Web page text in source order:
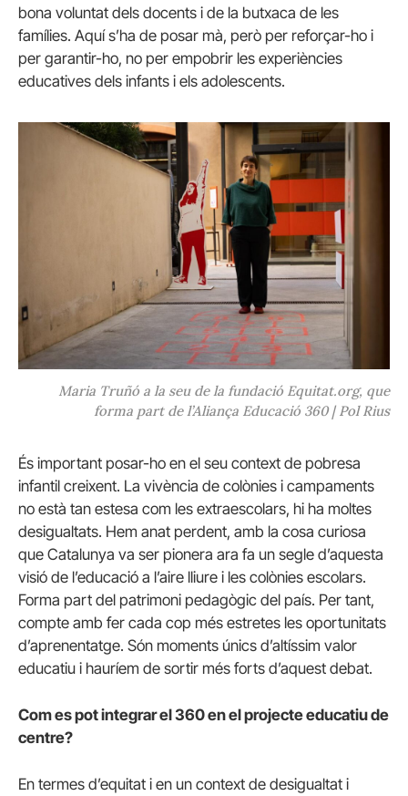
bona voluntat dels docents i de la butxaca de les
famílies. Aquí s’ha de posar mà, però per reforçar-ho i
per garantir-ho, no per empobrir les experiències
educatives dels infants i els adolescents.
Maria Truñó a la seu de la fundació Equitat.org, que
forma part de l’Aliança Educació 360 | Pol Rius
És important posar-ho en el seu context de pobresa
infantil creixent. La vivència de colònies i campaments
no està tan estesa com les extraescolars, hi ha moltes
desigualtats. Hem anat perdent, amb la cosa curiosa
que Catalunya va ser pionera ara fa un segle d’aquesta
visió de l’educació a l’aire lliure i les colònies escolars.
Forma part del patrimoni pedagògic del país. Per tant,
compte amb fer cada cop més estretes les oportunitats
d’aprenentatge. Són moments únics d’altíssim valor
educatiu i hauríem de sortir més forts d’aquest debat.
Com es pot integrar el 360 en el projecte educatiu de
centre?
En termes d’equitat i en un context de desigualtat i